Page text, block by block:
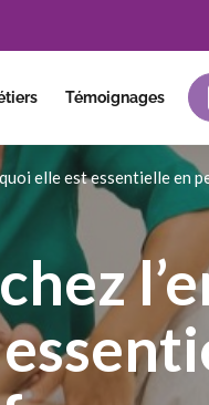
Témoignages
elle est essentielle en